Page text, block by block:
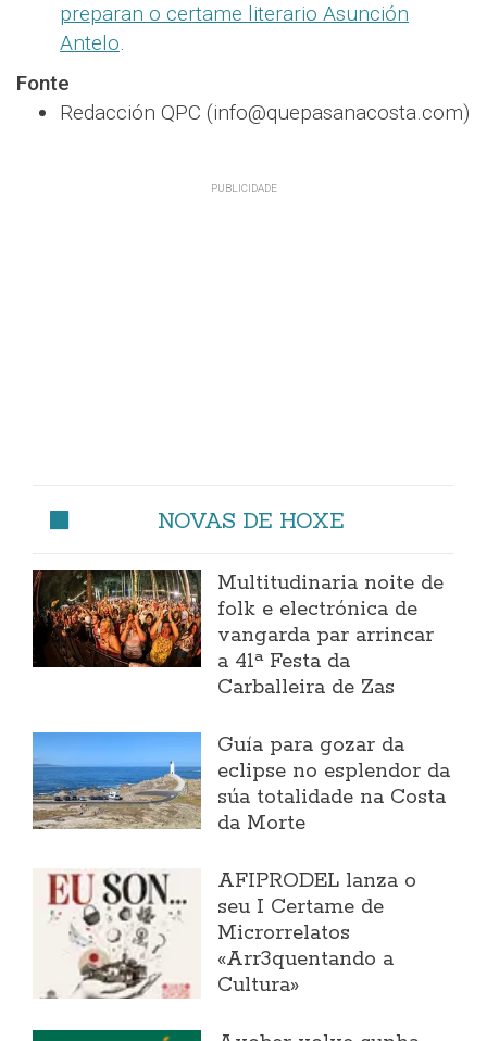
preparan o certame literario Asunción
Antelo.
Fonte
Redacción QPC (info@quepasanacosta.com)
NOVAS DE HOXE
Multitudinaria noite de
folk e electrónica de
vangarda par arrincar
a 41ª Festa da
Carballeira de Zas
Guía para gozar da
eclipse no esplendor da
súa totalidade na Costa
da Morte
AFIPRODEL lanza o
seu I Certame de
Microrrelatos
«Arr3quentando a
Cultura»